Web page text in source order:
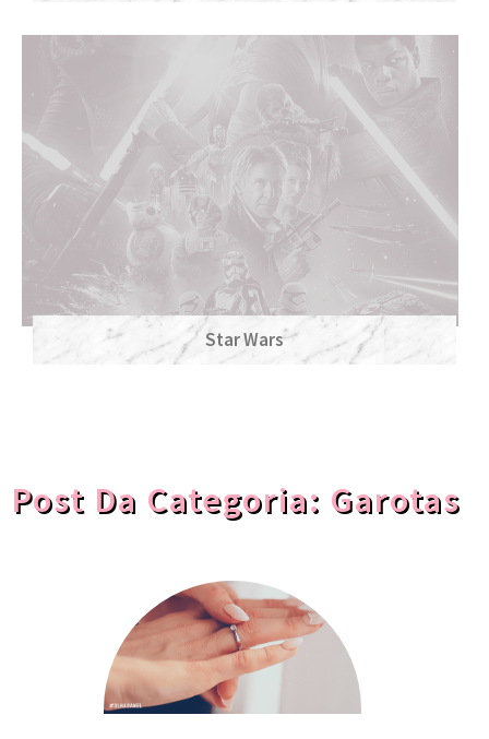
Star Wars
Post Da Categoria: Garotas